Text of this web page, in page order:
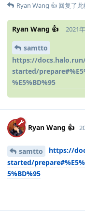
Ryan Wang 👍 回复了
Ryan Wang 👍 2021
samtto
https://
started/
%E5%BD%95
Ryan Wang 👍
samtto
https://
started/
5%BD%95